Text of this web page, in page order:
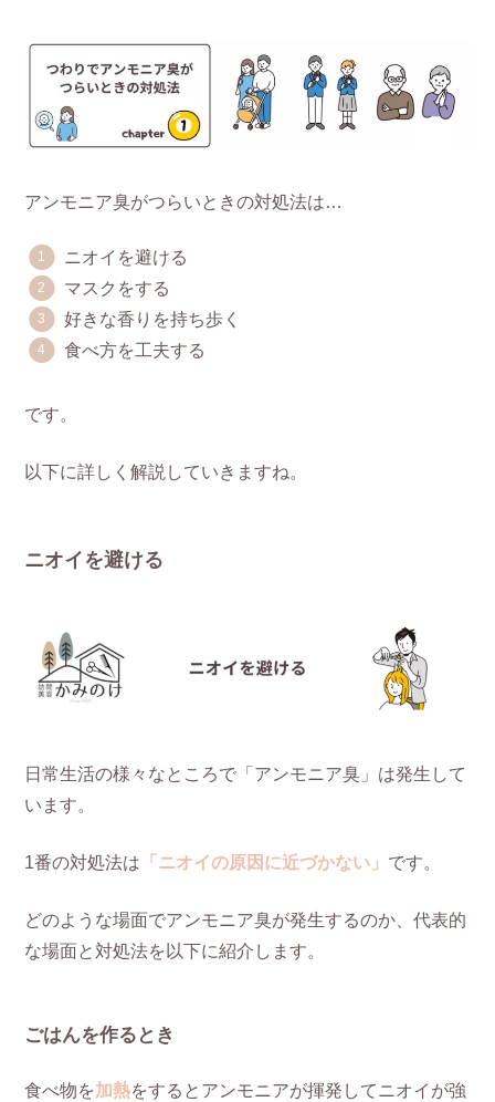
アンモニア臭がつらいときの対処法は…
ニオイを避ける
マスクをする
好きな香りを持ち歩く
食べ方を工夫する
です。
以下に詳しく解説していきますね。
ニオイを避ける
日常生活の様々なところで「アンモニア臭」は発生して
います。
1番の対処法は 「ニオイの原因に近づかない」 です。
どのような場面でアンモニア臭が発生するのか、代表的
な場面と対処法を以下に紹介します。
ごはんを作るとき
食べ物を加熱をするとアンモニアが揮発してニオイが強